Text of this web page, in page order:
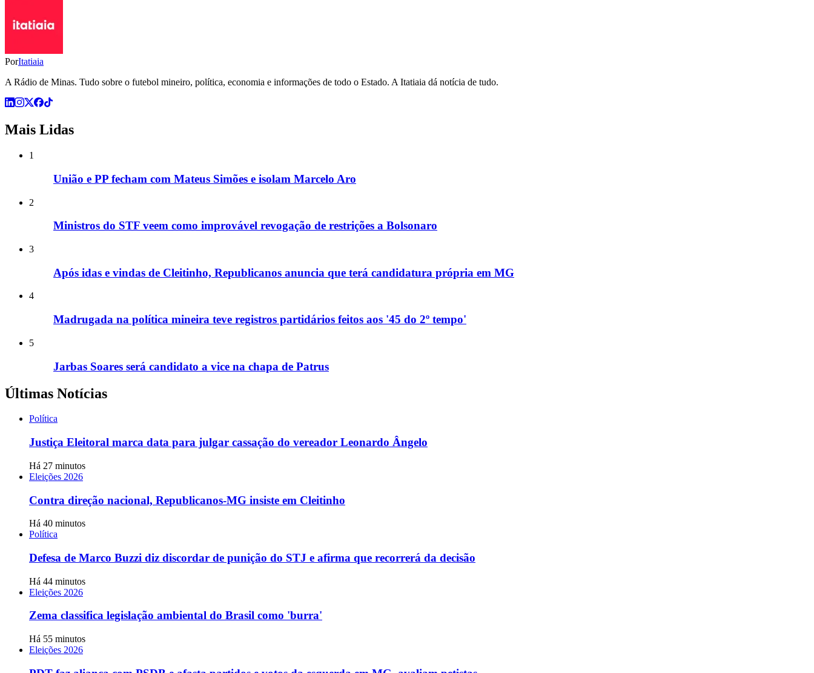
PorItatiaia
A Rádio de Minas. Tudo sobre o futebol mineiro, política, economia e informações de todo o Estado. A Itatiaia dá notícia de tudo.
Mais Lidas
1
União e PP fecham com Mateus Simões e isolam Marcelo Aro
2
Ministros do STF veem como improvável revogação de restrições a Bolsonaro
3
Após idas e vindas de Cleitinho, Republicanos anuncia que terá candidatura própria em MG
4
Madrugada na política mineira teve registros partidários feitos aos '45 do 2º tempo'
5
Jarbas Soares será candidato a vice na chapa de Patrus
Últimas Notícias
Política
Justiça Eleitoral marca data para julgar cassação do vereador Leonardo Ângelo
Há 27 minutos
Eleições 2026
Contra direção nacional, Republicanos-MG insiste em Cleitinho
Há 40 minutos
Política
Defesa de Marco Buzzi diz discordar de punição do STJ e afirma que recorrerá da decisão
Há 44 minutos
Eleições 2026
Zema classifica legislação ambiental do Brasil como 'burra'
Há 55 minutos
Eleições 2026